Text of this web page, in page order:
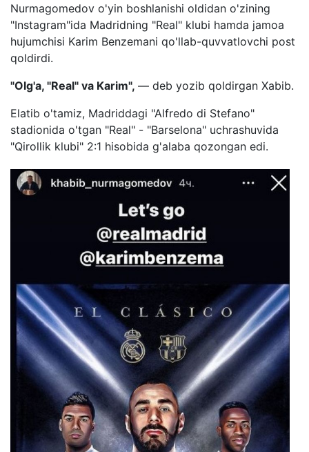
Nurmagomedov o'yin boshlanishi oldidan o'zining
"Instagram"ida Madridning "Real" klubi hamda jamoa
hujumchisi Karim Benzemani qo'llab-quvvatlovchi post
qoldirdi.
"Olg'a, "Real" va Karim", — deb yozib qoldirgan Xabib.
Elatib o'tamiz, Madriddagi "Alfredo di Stefano"
stadionida o'tgan "Real" - "Barselona" uchrashuvida
"Qirollik klubi" 2:1 hisobida g'alaba qozongan edi.